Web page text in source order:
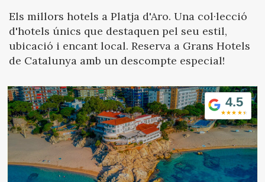
Inicia sessió Crear compte
Ubicació/nom de l'hotel
Els millors hotels a Platja d'Aro. Una col·lecció
d'hotels únics que destaquen pel seu estil,
ubicació i encant local. Reserva a Grans Hotels
de Catalunya amb un descompte especial!
4.5